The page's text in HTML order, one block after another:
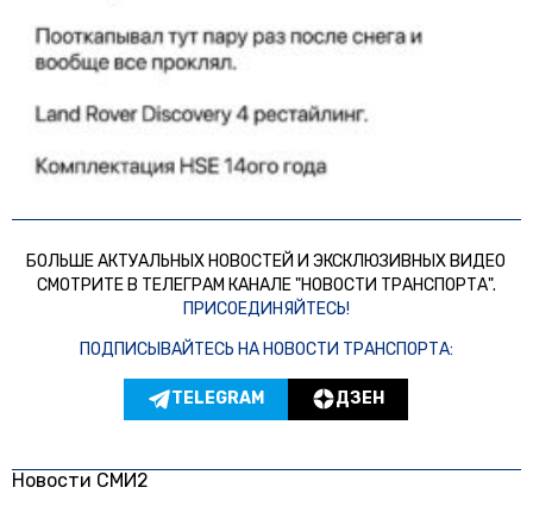
БОЛЬШЕ АКТУАЛЬНЫХ НОВОСТЕЙ И ЭКСКЛЮЗИВНЫХ ВИДЕО
СМОТРИТЕ В ТЕЛЕГРАМ КАНАЛЕ "НОВОСТИ ТРАНСПОРТА".
ПРИСОЕДИНЯЙТЕСЬ!
ПОДПИСЫВАЙТЕСЬ НА НОВОСТИ ТРАНСПОРТА:
TELEGRAM ДЗЕН
Новости СМИ2